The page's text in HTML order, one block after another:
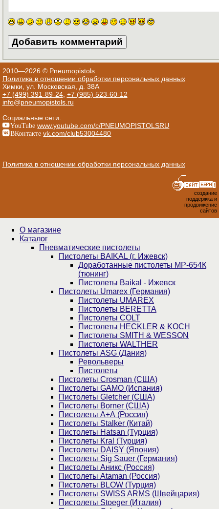
2010—2026 © Pneumopistols
Политика в отношении обработки персональных данных
Химки, ул. Московская, д. 38А
+7 (499) 391-89-24, +7 (985) 523-60-12
info@pneumopistols.ru
Социальные сети:
YouTube www.youtube.com/c/PNEUMOPISTOLSRU
ВКонтакте vk.com/club53004480
Политика в отношении обработки персональных данных
создание
поддержка и
продвижение
сайтов
О магазине
Каталог
Пнев­ма­ти­чес­кие пистолеты
Пистолеты BAIKAL (г. Ижевск)
Доработанные пистолеты МР-654К
(тюнинг)
Пистолеты Baikal - Ижевск
Пистолеты Umarex (Германия)
Пистолеты UMAREX
Пистолеты BERETTA
Пистолеты COLT
Пистолеты HECKLER & KOCH
Пистолеты SMITH & WESSON
Пистолеты WALTHER
Пистолеты ASG (Дания)
Револьверы
Пистолеты
Пистолеты Crosman (США)
Пистолеты GAMO (Испания)
Пистолеты Gletcher (США)
Пистолеты Borner (США)
Пистолеты А+А (Россия)
Пистолеты Stalker (Китай)
Пистолеты Hatsan (Турция)
Пистолеты Kral (Турция)
Пистолеты DAISY (Япония)
Пистолеты Sig Sauer (Германия)
Пистолеты Аникс (Россия)
Пистолеты Ataman (Россия)
Пистолеты BLOW (Турция)
Пистолеты SWISS ARMS (Швейцария)
Пистолеты Stoeger (Италия)